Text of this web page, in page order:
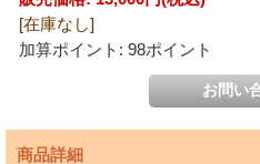
[在庫なし]
加算ポイント: 98ポイント
商品詳細